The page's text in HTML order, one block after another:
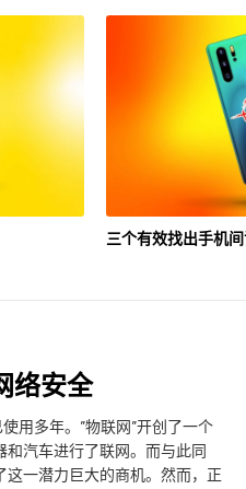
三个有效找出手机
络安全
用多年。”物联网”开创了一个
汽车进行了联网。而与此同
这一潜力巨大的商机。然而，正